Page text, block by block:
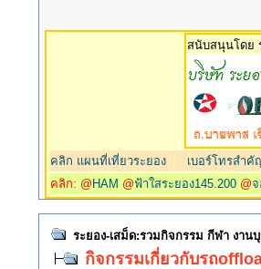
สนับสนุนโดย
คลิก แผนที่เที่ยวระยอง เบอร์โทรสำคั
คลิก: @ HAM @ฟ้าใสระยอง145.200 @
ระยอง-เสม็ด:รวมกิจกรรม กีฬา งา
กิจกรรมเกี่ยวกับรถ